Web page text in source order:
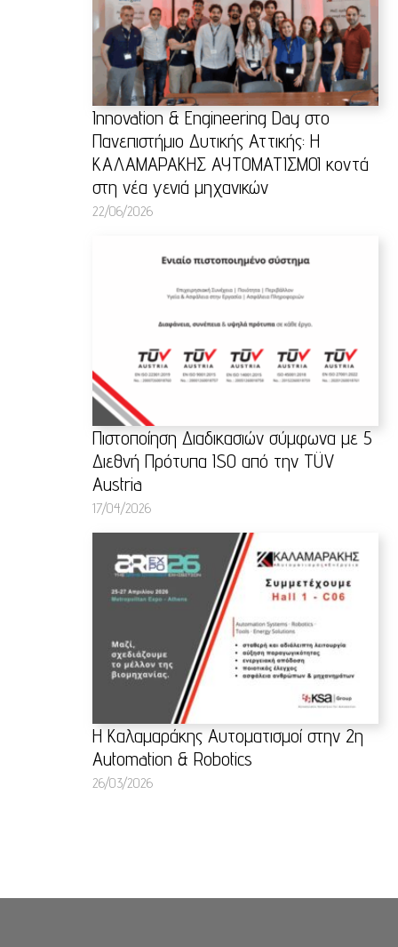
Innovation & Engineering Day στο
Πανεπιστήμιο Δυτικής Αττικής: Η
ΚΑΛΑΜΑΡΑΚΗΣ ΑΥΤΟΜΑΤΙΣΜΟΙ κοντά
στη νέα γενιά μηχανικών
22/06/2026
Πιστοποίηση Διαδικασιών σύμφωνα με 5
Διεθνή Πρότυπα ISO από την TÜV
Austria
17/04/2026
Η Καλαμαράκης Αυτοματισμοί στην 2η
Automation & Robotics
26/03/2026